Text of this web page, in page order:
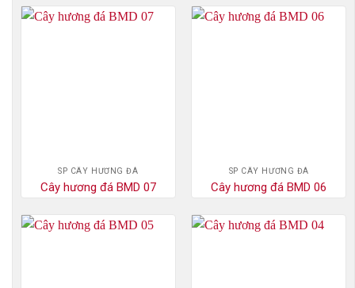
SP CÂY HƯƠNG ĐÁ
Cây hương đá BMD 07
SP CÂY HƯƠNG ĐÁ
Cây hương đá BMD 06